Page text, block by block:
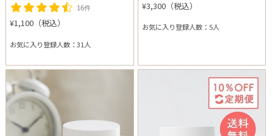
16件
¥1,100（税込）
お気に入り登録人数：31人
¥3,300（税込）
お気に入り登録人数：5人